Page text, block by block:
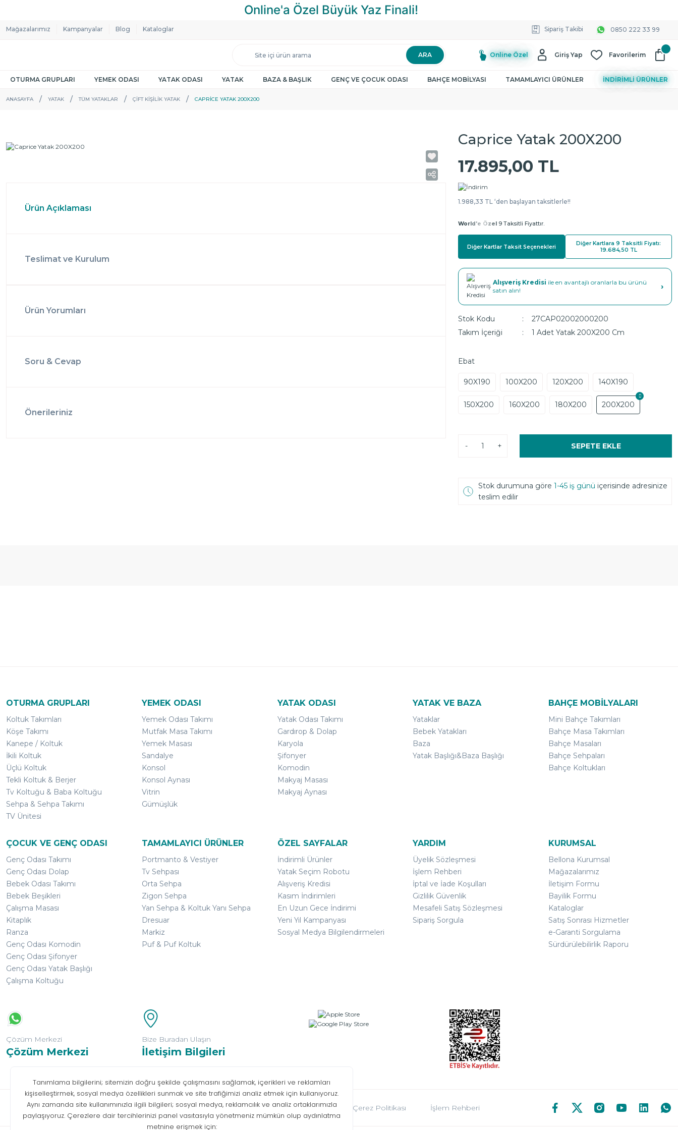
Mağazalarımız Kampanyalar Blog Kataloglar Sipariş Takibi 0850 222 33 99
ARA Online Özel Giriş Yap Favorilerim
OTURMA GRUPLARI YEMEK ODASI YATAK ODASI YATAK BAZA & BAŞLIK GENÇ VE ÇOCUK ODASI BAHÇE MOBİLYASI TAMAMLAYICI ÜRÜNLER İNDİRİMLİ ÜRÜNLER
ANASAYFA YATAK TÜM YATAKLAR ÇIFT KIŞILIK YATAK CAPRICE YATAK 200X200
Ürün Açıklaması
Teslimat ve Kurulum
Ürün Yorumları
Soru & Cevap
Önerileriniz
Caprice Yatak 200X200
17.895,00 TL
1.988,33 TL ‘den başlayan taksitlerle!!
World'e Özel 9 Taksitli Fiyattır.
Diğer Kartlar Taksit Seçenekleri
Diğer Kartlara 9 Taksitli Fiyatı:
19.684,50 TL
Alışveriş Kredisi ile en avantajlı oranlarla bu ürünü
satın alın!
›
Stok Kodu
27CAP02002000200
Takım İçeriği
1 Adet Yatak 200X200 Cm
Ebat
90X190 100X200 120X200 140X190
150X200 160X200 180X200 200X200
- + SEPETE EKLE
Stok durumuna göre 1-45 iş günü içerisinde adresinize
teslim edilir
OTURMA GRUPLARI
Koltuk Takımları
Köşe Takımı
Kanepe / Koltuk
İkili Koltuk
Üçlü Koltuk
Tekli Koltuk & Berjer
Tv Koltuğu & Baba Koltuğu
Sehpa & Sehpa Takımı
TV Ünitesi
YEMEK ODASI
Yemek Odası Takımı
Mutfak Masa Takımı
Yemek Masası
Sandalye
Konsol
Konsol Aynası
Vitrin
Gümüşlük
YATAK ODASI
Yatak Odası Takımı
Gardırop & Dolap
Karyola
Şifonyer
Komodin
Makyaj Masası
Makyaj Aynası
YATAK VE BAZA
Yataklar
Bebek Yatakları
Baza
Yatak Başlığı&Baza Başlığı
BAHÇE MOBİLYALARI
Mini Bahçe Takımları
Bahçe Masa Takımları
Bahçe Masaları
Bahçe Sehpaları
Bahçe Koltukları
ÇOCUK VE GENÇ ODASI
Genç Odası Takımı
Genç Odası Dolap
Bebek Odası Takımı
Bebek Beşikleri
Çalışma Masası
Kitaplık
Ranza
Genç Odası Komodin
Genç Odası Şifonyer
Genç Odası Yatak Başlığı
Çalışma Koltuğu
TAMAMLAYICI ÜRÜNLER
Portmanto & Vestiyer
Tv Sehpası
Orta Sehpa
Zigon Sehpa
Yan Sehpa & Koltuk Yanı Sehpa
Dresuar
Markiz
Puf & Puf Koltuk
ÖZEL SAYFALAR
İndirimli Ürünler
Yatak Seçim Robotu
Alışveriş Kredisi
Kasım İndirimleri
En Uzun Gece İndirimi
Yeni Yıl Kampanyası
Sosyal Medya Bilgilendirmeleri
YARDIM
Üyelik Sözleşmesi
İşlem Rehberi
İptal ve İade Koşulları
Gizlilik Güvenlik
Mesafeli Satış Sözleşmesi
Sipariş Sorgula
KURUMSAL
Bellona Kurumsal
Mağazalarımız
İletişim Formu
Bayilik Formu
Kataloglar
Satış Sonrası Hizmetler
e-Garanti Sorgulama
Sürdürülebilirlik Raporu
Çözüm Merkezi
Çözüm Merkezi
Bize Buradan Ulaşın
İletişim Bilgileri
Bilgi Toplumu Hizmetleri KVKK Çerez Politikası İşlem Rehberi